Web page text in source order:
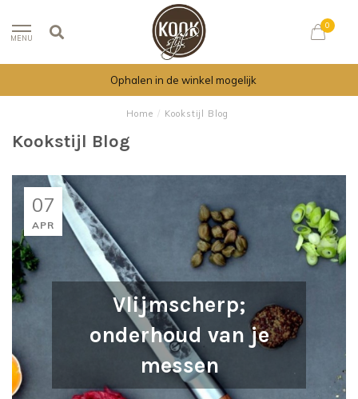
MENU
0
Ophalen in de winkel mogelijk
Home / Kookstijl Blog
Kookstijl Blog
07
APR
Vlijmscherp;
onderhoud van je
messen